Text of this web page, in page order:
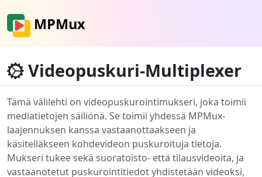
MPMux
Videopuskuri-Multiplexer
Tämä välilehti on videopuskurointimukseri, joka toimii
mediatietojen säiliönä. Se toimii yhdessä MPMux-
laajennuksen kanssa vastaanottaakseen ja
käsitelläkseen kohdevideon puskuroituja tietoja.
Mukseri tukee sekä suoratoisto- että tilausvideoita, ja
vastaanotetut puskurointitiedot yhdistetään videoksi,